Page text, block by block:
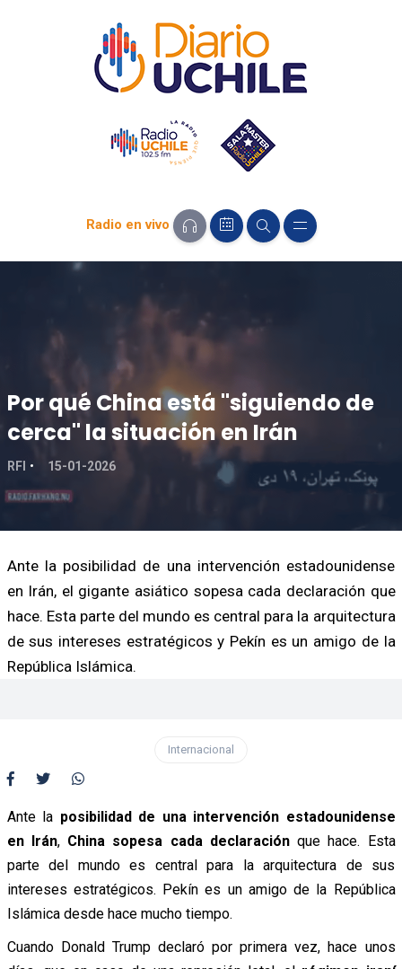
Radio en vivo
Por qué China está "siguiendo de
cerca" la situación en Irán
RFI 15-01-2026
Ante la posibilidad de una intervención estadounidense
en Irán, el gigante asiático sopesa cada declaración que
hace. Esta parte del mundo es central para la arquitectura
de sus intereses estratégicos y Pekín es un amigo de la
República Islámica.
Internacional
Ante la posibilidad de una intervención estadounidense
en Irán, China sopesa cada declaraciónque hace. Esta
parte del mundo es central para la arquitectura de sus
intereses estratégicos. Pekín es un amigo de la República
Islámica desde hace mucho tiempo.
Cuando Donald Trump declaró por primera vez, hace unos